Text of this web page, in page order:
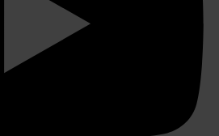
te analyseren. Ook delen we
van onze site met onze
adverteren en analyse. Deze
combineren met andere
uw gebruik van hun services.